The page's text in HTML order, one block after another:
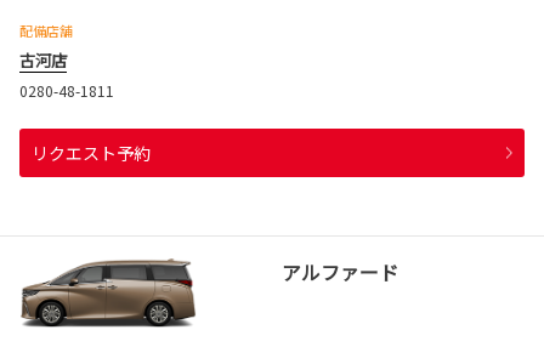
配備店舗
古河店
0280-48-1811
リクエスト予約
アルファード